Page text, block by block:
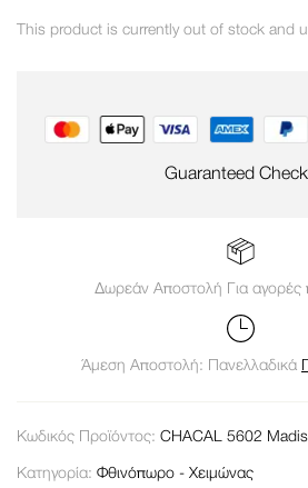
This product is currently out of stock and
Guaranteed
Δωρεάν Αποστολή Για
Άμεση Αποστολή: Πανελλαδικά
Κωδικός Προϊόντος: CHACAL 5602
Κατηγορία: Φθινόπωρο - Χειμώνας